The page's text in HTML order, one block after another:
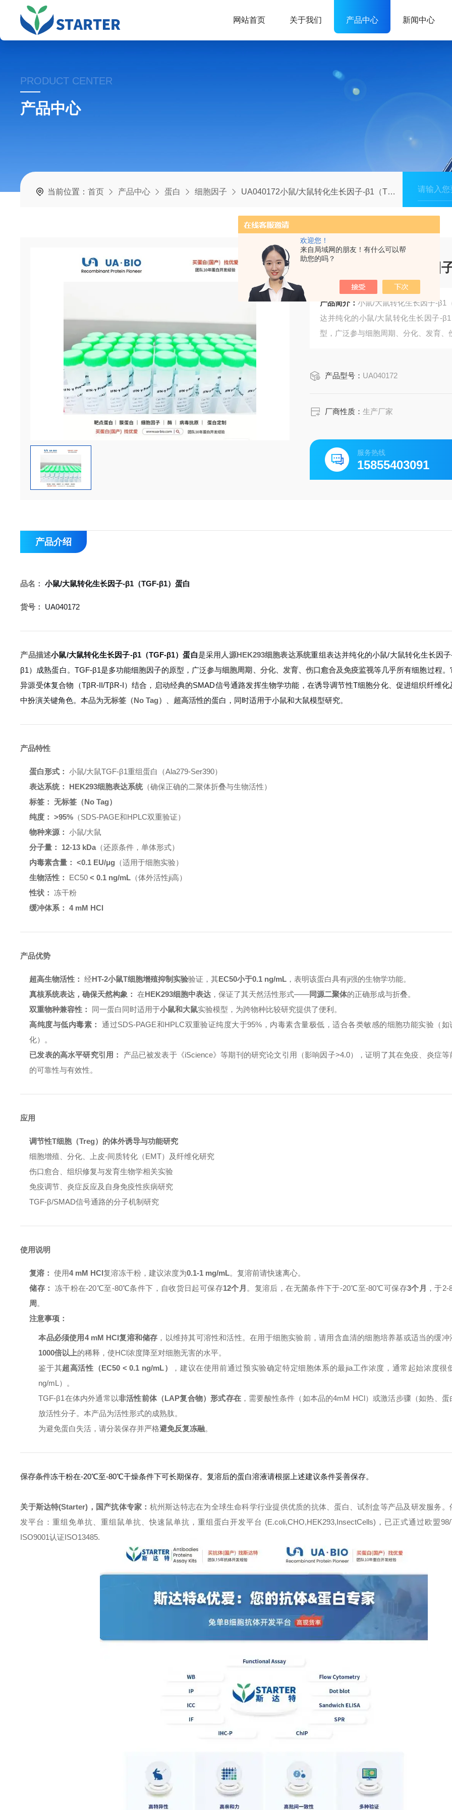
欢迎您！
来自局域网的朋友！有什么可以帮
助您的吗？
网站首页 关于我们 产品中心 新闻中心
PRODUCT CENTER
产品中心
当前位置：首页 产品中心 蛋白 细胞因子 UA040172小鼠/大鼠转化生长因子-β1（TGF-β1）蛋白
小鼠/大鼠转化生长因
产品简介：小鼠/大鼠转化生长因子-β1
达并纯化的小鼠/大鼠转化生长因子-
型，广泛参与细胞周期、分化、发育、
产品型号： UA040172
厂商性质：生产厂家
服务热线
15855403091
产品介绍
品名： 小鼠/大鼠转化生长因子-β1（TGF-β1）蛋白
货号： UA040172
产品描述小鼠/大鼠转化生长因子-β1（TGF-β1）蛋白是采用 人源HEK293细胞表达系统重组表达并纯化的小鼠/大鼠转化生长因
β1）成熟蛋白。TGF-β1是多功能细胞因子的原型，广泛参与细胞周期、分化、发育、伤口愈合及免疫监视等几乎所有细胞过程。
异源受体复合物（TβR-II/TβR-I）结合，启动经典的SMAD信号通路发挥生物学功能，在诱导调节性T细胞分化、促进组织纤维化
中扮演关键角色。本品为无标签（No Tag） 超高活性的蛋白，同时适用于小鼠和大鼠模型研究。
产品特性
蛋白形式： 小鼠/大鼠TGF-β1重组蛋白（Ala279-Ser390）
表达系统：
HEK293细胞表达系统（确保正确的二聚体折叠与生物活性）
标签：
无标签（No Tag）
纯度：
>95% （SDS-PAGE和HPLC双重验证）
物种来源： 小鼠/大鼠
分子量：
12-13 kDa （还原条件，单体形式）
内毒素含量：
<0.1 EU/μg （适用于细胞实验）
生物活性：
EC50< 0.1 ng/mL （体外活性ji高）
性状： 冻干粉
缓冲体系：
4 mM HCl
产品优势
超高生物活性： 经HT-2小鼠T细胞增殖抑制实验验证，其EC50小于0.1 ng/mL ，表明该蛋白具有ji强的生物学功能。
真核系统表达，确保天然构象： 在HEK293细胞中表达 ，保证了其天然活性形式——同源二聚体的正确形成与折叠。
双重物种兼容性：
同一蛋白同时适用于小鼠和大鼠实验模型，为跨物种比较研究提供了便利。
高纯度与低内毒素：
通过SDS-PAGE和HPLC双重验证纯度大于95%，内毒素含量极低，适合各类敏感的细胞功能实验（如
化）。
已发表的高水平研究引用：
产品已被发表于《iScience》等期刊的研究论文引用（影响因子>4.0），证明了其在免疫、炎症等
的可靠性与有效性。
应用
调节性T细胞（Treg）的体外诱导与功能研究
细胞增殖、分化、上皮-间质转化（EMT）及纤维化研究
伤口愈合、组织修复与发育生物学相关实验
免疫调节、炎症反应及自身免疫性疾病研究
TGF-β/SMAD信号通路的分子机制研究
使用说明
复溶： 使用4 mM HCl复溶冻干粉，建议浓度为0.1-1 mg/mL。复溶前请快速离心。
储存：
冻干粉在-20℃至-80℃条件下，自收货日起可保存12个月 。复溶后，在无菌条件下于-20℃至-80℃可保存3个月 ，于
周 。
注意事项：
本品必须使用4 mM HCl复溶和储存 ，以维持其可溶性和活性。在用于细胞实验前，请用含血清的细胞培养基或适当的缓冲
1000倍以上的稀释，使HCl浓度降至对细胞无害的水平。
鉴于其超高活性（EC50 < 0.1 ng/mL）
，建议在使用前通过预实验确定特定细胞体系的最jia工作浓度，通常起始浓度很
ng/mL）。
TGF-β1在体内外通常以非活性前体（LAP复合物）形式存在，需要酸性条件（如本品的4mM HCl）或激活步骤（如热、蛋
放活性分子。本产品为活性形式的成熟肽。
为避免蛋白失活，请分装保存并严格避免反复冻融。
保存条件冻干粉在-20℃至-80℃干燥条件下可长期保存。复溶后的蛋白溶液请根据上述建议条件妥善保存。
关于斯达特(Starter)，国产抗体专家： 杭州斯达特志在为全球生命科学行业提供优质的抗体、蛋白、试剂盒等产品及研发服务。
发平台：重组免单抗、重组鼠单抗、快速鼠单抗，重组蛋白开发平台 (E.coli,CHO,HEK293,InsectCells)，已正式通过欧盟98/
ISO9001认证ISO13485.